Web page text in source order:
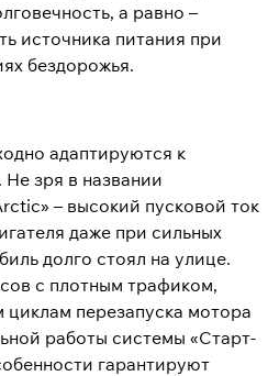
а равно –
источника питания при
бездорожья.
адаптируются к
зря в названии
– высокий пусковой ток
даже при сильных
долго стоял на улице.
с плотным трафиком,
циклам перезапуска мотора
работы системы «Старт-
гарантируют